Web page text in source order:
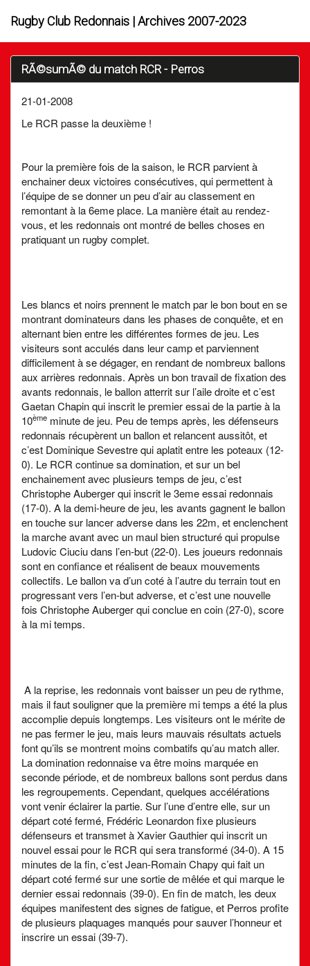
Rugby Club Redonnais | Archives 2007-2023
RÃ©sumÃ© du match RCR - Perros
21-01-2008
Le RCR passe la deuxième !
Pour la première fois de la saison, le RCR parvient à
enchainer deux victoires consécutives, qui permettent à
l’équipe de se donner un peu d’air au classement en
remontant à la 6eme place. La manière était au rendez-
vous, et les redonnais ont montré de belles choses en
pratiquant un rugby complet.
Les blancs et noirs prennent le match par le bon bout en se
montrant dominateurs dans les phases de conquête, et en
alternant bien entre les différentes formes de jeu. Les
visiteurs sont acculés dans leur camp et parviennent
difficilement à se dégager, en rendant de nombreux ballons
aux arrières redonnais. Après un bon travail de fixation des
avants redonnais, le ballon atterrit sur l’aile droite et c’est
Gaetan Chapin qui inscrit le premier essai de la partie à la
10ème minute de jeu. Peu de temps après, les défenseurs
redonnais récupèrent un ballon et relancent aussitôt, et
c’est Dominique Sevestre qui aplatit entre les poteaux (12-
0). Le RCR continue sa domination, et sur un bel
enchainement avec plusieurs temps de jeu, c’est
Christophe Auberger qui inscrit le 3eme essai redonnais
(17-0). A la demi-heure de jeu, les avants gagnent le ballon
en touche sur lancer adverse dans les 22m, et enclenchent
la marche avant avec un maul bien structuré qui propulse
Ludovic Ciuciu dans l’en-but (22-0). Les joueurs redonnais
sont en confiance et réalisent de beaux mouvements
collectifs. Le ballon va d’un coté à l’autre du terrain tout en
progressant vers l’en-but adverse, et c’est une nouvelle
fois Christophe Auberger qui conclue en coin (27-0), score
à la mi temps.
A la reprise, les redonnais vont baisser un peu de rythme,
mais il faut souligner que la première mi temps a été la plus
accomplie depuis longtemps. Les visiteurs ont le mérite de
ne pas fermer le jeu, mais leurs mauvais résultats actuels
font qu’ils se montrent moins combatifs qu’au match aller.
La domination redonnaise va être moins marquée en
seconde période, et de nombreux ballons sont perdus dans
les regroupements. Cependant, quelques accélérations
vont venir éclairer la partie. Sur l’une d’entre elle, sur un
départ coté fermé, Frédéric Leonardon fixe plusieurs
défenseurs et transmet à Xavier Gauthier qui inscrit un
nouvel essai pour le RCR qui sera transformé (34-0). A 15
minutes de la fin, c’est Jean-Romain Chapy qui fait un
départ coté fermé sur une sortie de mêlée et qui marque le
dernier essai redonnais (39-0). En fin de match, les deux
équipes manifestent des signes de fatigue, et Perros profite
de plusieurs plaquages manqués pour sauver l’honneur et
inscrire un essai (39-7).